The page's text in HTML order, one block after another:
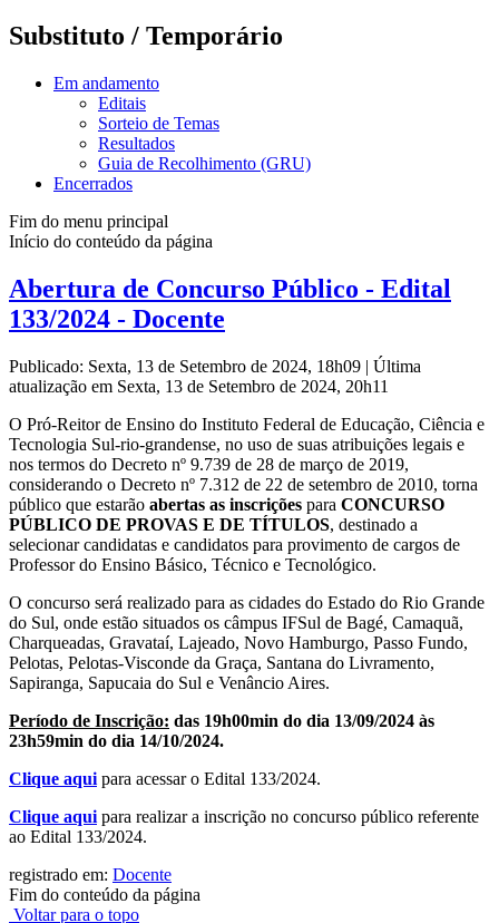
Substituto / Temporário
Em andamento
Editais
Sorteio de Temas
Resultados
Guia de Recolhimento (GRU)
Encerrados
Fim do menu principal
Início do conteúdo da página
Abertura de Concurso Público - Edital
133/2024 - Docente
Publicado: Sexta, 13 de Setembro de 2024, 18h09 | Última
atualização em Sexta, 13 de Setembro de 2024, 20h11
O Pró-Reitor de Ensino do Instituto Federal de Educação, Ciência e
Tecnologia Sul-rio-grandense, no uso de suas atribuições legais e
nos termos do Decreto nº 9.739 de 28 de março de 2019,
considerando o Decreto nº 7.312 de 22 de setembro de 2010, torna
público que estarão abertas as inscrições para CONCURSO
PÚBLICO DE PROVAS E DE TÍTULOS, destinado a
selecionar candidatas e candidatos para provimento de cargos de
Professor do Ensino Básico, Técnico e Tecnológico.
O concurso será realizado para as cidades do Estado do Rio Grande
do Sul, onde estão situados os câmpus IFSul de Bagé, Camaquã,
Charqueadas, Gravataí, Lajeado, Novo Hamburgo, Passo Fundo,
Pelotas, Pelotas-Visconde da Graça, Santana do Livramento,
Sapiranga, Sapucaia do Sul e Venâncio Aires.
Período de Inscrição: das 19h00min do dia 13/09/2024 às
23h59min do dia 14/10/2024.
Clique aqui para acessar o Edital 133/2024.
Clique aqui para realizar a inscrição no concurso público referente
ao Edital 133/2024.
registrado em: Docente
Fim do conteúdo da página
Voltar para o topo